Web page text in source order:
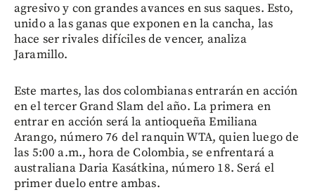
agresivo y con grandes avances en sus saques. Esto,
unido a las ganas que exponen en la cancha, las
hace ser rivales difíciles de vencer, analiza
Jaramillo.
Este martes, las dos colombianas entrarán en acción
en el tercer Grand Slam del año. La primera en
entrar en acción será la antioqueña Emiliana
Arango, número 76 del ranquin WTA, quien luego de
las 5:00 a.m., hora de Colombia, se enfrentará a
australiana Daria Kasátkina, número 18. Será el
primer duelo entre ambas.